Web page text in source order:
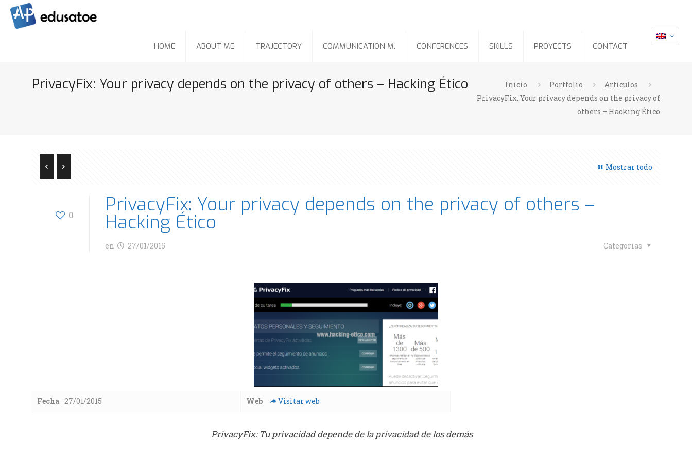
HOME ABOUT ME TRAJECTORY COMMUNICATION M. CONFERENCES SKILLS PROYECTS CONTACT
PrivacyFix: Your privacy depends on the privacy of others – Hacking Ético Inicio Portfolio
Articulos
PrivacyFix: Your privacy depends on the privacy of
others – Hacking Ético
Mostrar todo
0 PrivacyFix: Your privacy depends on the privacy of others –
Hacking Ético
en 27/01/2015 Categorias
Fecha 27/01/2015 Web Visitar web
PrivacyFix: Tu privacidad depende de la privacidad de los demás